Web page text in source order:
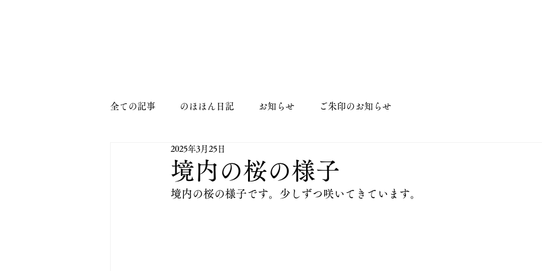
全ての記事 のほほん日記 お知らせ ご朱印のお知らせ
境内の桜の様子
2025年3月25日
境内の桜の様子です。少しずつ咲いてきています。